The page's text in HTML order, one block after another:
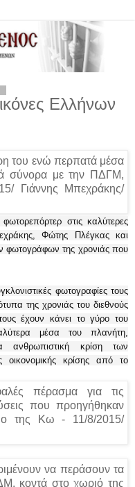
Ελλήνων
στις καλύτερες
Φώτης Πλέγκας και
φωτογράφων της χρονιάς που
φωτογραφίες τους
της χρονιάς του διεθνούς
έχουν κάνει το γύρο του
μέσα του πλανήτη,
ανθρωπιστική κρίση των
κρίσης από το